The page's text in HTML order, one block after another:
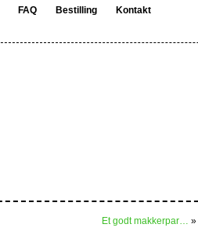
FAQ Bestilling Kontakt
Et godt makkerpar… »